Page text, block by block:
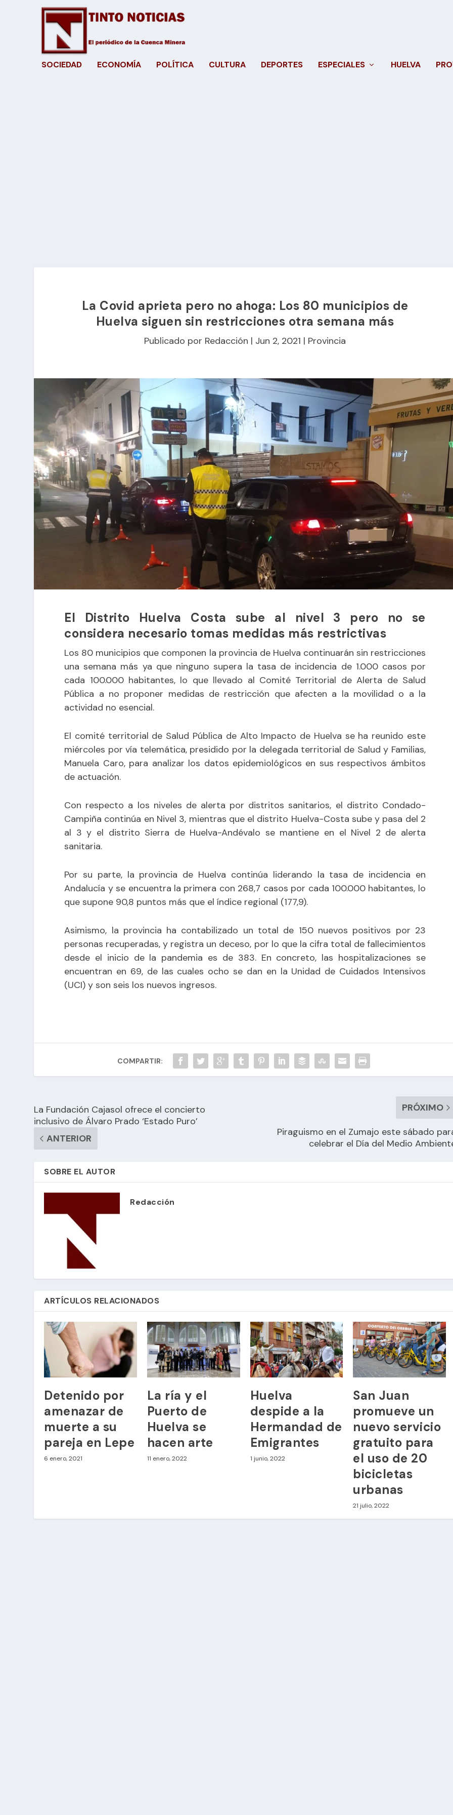
SOCIEDAD ECONOMÍA POLÍTICA CULTURA DEPORTES ESPECIALES HUELVA
La Covid aprieta pero no ahoga: Los 80 municipios de
Huelva siguen sin restricciones otra semana más
Publicado por Redacción | Jun 2, 2021 | Provincia
El Distrito Huelva Costa sube al nivel 3 pero no se
considera necesario tomas medidas más restrictivas
Los 80 municipios que componen la provincia de Huelva continuarán sin restricciones
una semana más ya que ninguno supera la tasa de incidencia de 1.000 casos por
cada 100.000 habitantes, lo que llevado al Comité Territorial de Alerta de Salud
Pública a no proponer medidas de restricción que afecten a la movilidad o a la
actividad no esencial.
El comité territorial de Salud Pública de Alto Impacto de Huelva se ha reunido este
miércoles por vía telemática, presidido por la delegada territorial de Salud y Familias,
Manuela Caro, para analizar los datos epidemiológicos en sus respectivos ámbitos
de actuación.
Con respecto a los niveles de alerta por distritos sanitarios, el distrito Condado-
Campiña continúa en Nivel 3, mientras que el distrito Huelva-Costa sube y pasa del 2
al 3 y el distrito Sierra de Huelva-Andévalo se mantiene en el Nivel 2 de alerta
sanitaria.
Por su parte, la provincia de Huelva continúa liderando la tasa de incidencia en
Andalucía y se encuentra la primera con 268,7 casos por cada 100.000 habitantes, lo
que supone 90,8 puntos más que el índice regional (177,9).
Asimismo, la provincia ha contabilizado un total de 150 nuevos positivos por 23
personas recuperadas, y registra un deceso, por lo que la cifra total de fallecimientos
desde el inicio de la pandemia es de 383. En concreto, las hospitalizaciones se
encuentran en 69, de las cuales ocho se dan en la Unidad de Cuidados Intensivos
(UCI) y son seis los nuevos ingresos.
COMPARTIR:
La Fundación Cajasol ofrece el concierto
inclusivo de Álvaro Prado ‘Estado Puro’
ANTERIOR
PRÓXIMO
Piraguismo en el Zumajo este sábado
celebrar el Día del Medio
SOBRE EL AUTOR
Redacción
ARTÍCULOS RELACIONADOS
Detenido por
amenazar de
muerte a su
pareja en Lepe
6 enero, 2021
La ría y el
Puerto de
Huelva se
hacen arte
11 enero, 2022
Huelva
despide a la
Hermandad de
Emigrantes
1 junio, 2022
San Juan
promueve un
nuevo servicio
gratuito para
el uso de 20
bicicletas
urbanas
21 julio, 2022